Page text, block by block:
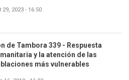
29, 2023 - 16:50
de Tambora 339 - Respuesta
y la atención de las
más vulnerables